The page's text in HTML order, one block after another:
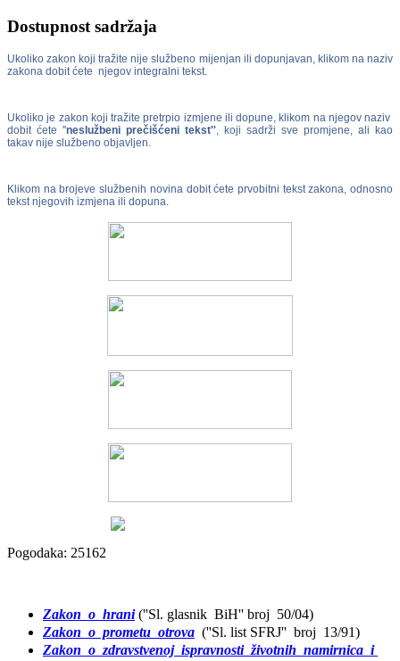
Dostupnost sadržaja
Ukoliko zakon koji tražite nije službeno mijenjan ili dopunjavan, klikom na naziv
zakona dobit ćete njegov integralni tekst.
Ukoliko je zakon koji tražite pretrpio izmjene ili dopune, klikom na njegov naziv
dobit ćete ''neslužbeni prečišćeni tekst'', koji sadrži sve promjene, ali kao
takav nije službeno objavljen.
Klikom na brojeve službenih novina dobit ćete prvobitni tekst zakona, odnosno
tekst njegovih izmjena ili dopuna.
Pogodaka: 25162
Zakon o hrani(''Sl. glasnik BiH'' broj 50/04)
Zakon o prometu otrova (''Sl. list SFRJ'' broj 13/91)
Zakon o zdravstvenoj ispravnosti životnih namirnica i